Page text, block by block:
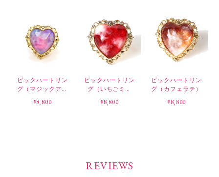
ビックハートリン
グ（マジックアワ
ー）
¥8,800
ビックハートリン
グ（いちごミル
ク）
¥8,800
ビックハートリン
グ（カフェラテ）
¥8,800
REVIEWS